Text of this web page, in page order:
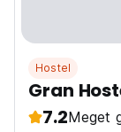
Hostel
Gran
7.2Meget